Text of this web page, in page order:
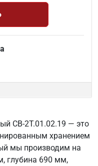
СВ-2Т.01.02.19 — это
хранением
мы производим на
глубина 690 мм,